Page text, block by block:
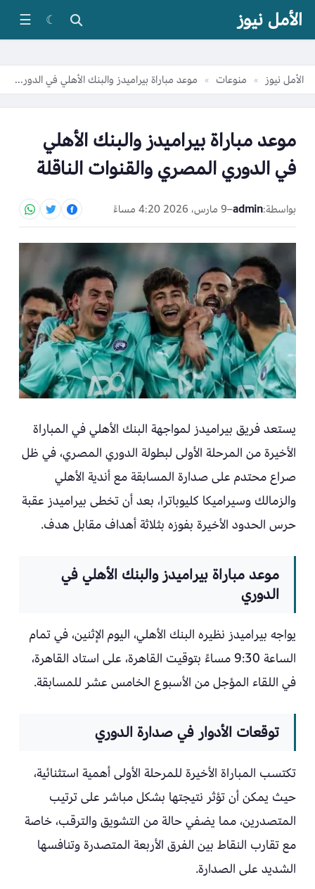
الأمل نيوز ☾
☰
الأمل نيوز » منوعات » موعد مباراة بيراميدز والبنك الأهلي في الدوري المصري والقنوات الناقلة
موعد مباراة بيراميدز والبنك الأهلي
في الدوري المصري والقنوات الناقلة
بواسطة:admin
–9 مارس، 2026 4:20 مساءً
يستعد فريق بيراميدز لمواجهة البنك الأهلي في المباراة
الأخيرة من المرحلة الأولى لبطولة الدوري المصري، في ظل
صراع محتدم على صدارة المسابقة مع أندية الأهلي
والزمالك وسيراميكا كليوباترا، بعد أن تخطى بيراميدز عقبة
حرس الحدود الأخيرة بفوزه بثلاثة أهداف مقابل هدف.
موعد مباراة بيراميدز والبنك الأهلي في
الدوري
يواجه بيراميدز نظيره البنك الأهلي، اليوم الإثنين، في تمام
الساعة 9:30 مساءً بتوقيت القاهرة، على استاد القاهرة،
في اللقاء المؤجل من الأسبوع الخامس عشر للمسابقة.
توقعات الأدوار في صدارة الدوري
تكتسب المباراة الأخيرة للمرحلة الأولى أهمية استثنائية،
حيث يمكن أن تؤثر نتيجتها بشكل مباشر على ترتيب
المتصدرين، مما يضفي حالة من التشويق والترقب، خاصة
مع تقارب النقاط بين الفرق الأربعة المتصدرة وتنافسها
الشديد على الصدارة.